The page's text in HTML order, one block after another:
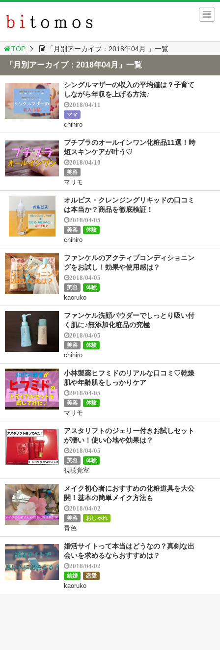
TOP 「月別アーカイブ：2018年04月 」一覧
「月別アーカイブ：2018年04月」一覧
シングルマザーの収入の平均値は？子育て
しながら年収を上げる方法♪
2018/04/11
ママ
chihiro
プチプラのオールインワン化粧品11選！時
短スキンケアが叶う♡
2018/04/10
美容
マリモ
オルビス・クレンジングリキッドの口コミ
は本当か？商品を徹底検証！
2018/04/05
美容 体験
chihiro
ファンケルのアクティブコンディショニン
グをお試し！効果や使用感は？
2018/04/05
美容 体験
kaoruko
ファンケル洗顔パウダーでしっとり吸い付
く肌に♪無添加化粧品の究極
2018/04/05
美容 体験
chihiro
小林製薬ヒフミドのリアルな口コミ♡乾燥
肌や年齢肌をしっかりケア
2018/04/05
美容 体験
マリモ
アスタリフトのジェリー付きお試しセット
が凄い！使い心地や効果は？
2018/04/05
美容 体験
視聴覚室
メイク初心者におすすめの化粧道具を大公
開！基本の簡単メイク方法も
2018/04/02
美容 おしゃれ
青色
婚活サイトって本当はどうなの？真剣な出
会いを求めるならおすすめは？
2018/04/02
結婚 恋愛
kaoruko